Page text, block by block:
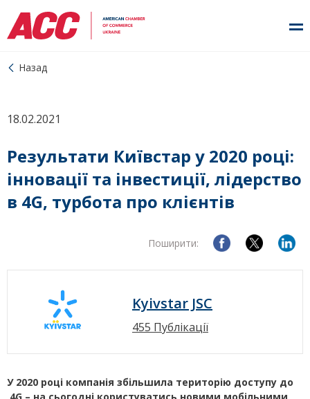
Назад
18.02.2021
Результати Київстар у 2020 році:
інновації та інвестиції, лідерство
в 4G, турбота про клієнтів
Поширити:
Kyivstar JSC
455 Публікації
У 2020 році компанія збільшила територію доступу до